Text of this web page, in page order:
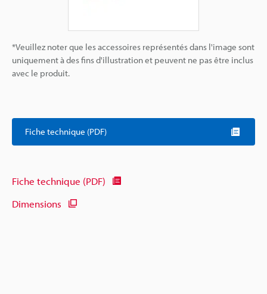
*Veuillez noter que les accessoires représentés dans l'image sont
uniquement à des fins d'illustration et peuvent ne pas être inclus
avec le produit.
Fiche technique (PDF)
Fiche technique (PDF)
Dimensions